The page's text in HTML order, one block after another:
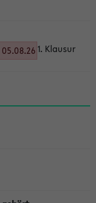
1. Klausur